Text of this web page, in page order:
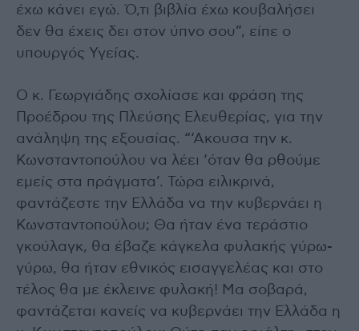
έχω κάνει εγώ. Ό,τι βιβλία έχω κουβαλήσει
δεν θα έχεις δει στον ύπνο σου”, είπε ο
υπουργός Υγείας.
Ο κ. Γεωργιάδης σχολίασε και φράση της
Προέδρου της Πλεύσης Ελευθερίας, για την
ανάληψη της εξουσίας. “‘Ακουσα την κ.
Κωνσταντοπούλου να λέει ‘όταν θα ρθούμε
εμείς στα πράγματα’. Τώρα ειλικρινά,
φαντάζεστε την Ελλάδα να την κυβερνάει η
Κωνσταντοπούλου; Θα ήταν ένα τεράστιο
γκούλαγκ, θα έβαζε κάγκελα φυλακής γύρω-
γύρω, θα ήταν εθνικός εισαγγελέας και στο
τέλος θα με έκλεινε φυλακή! Μα σοβαρά,
φαντάζεται κανείς να κυβερνάει την Ελλάδα η